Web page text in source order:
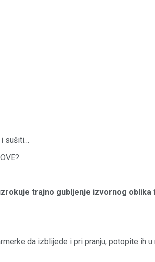
i sušiti…
trajno gubljenje izvornog
da izblijede i pri pranju, potopite ih u